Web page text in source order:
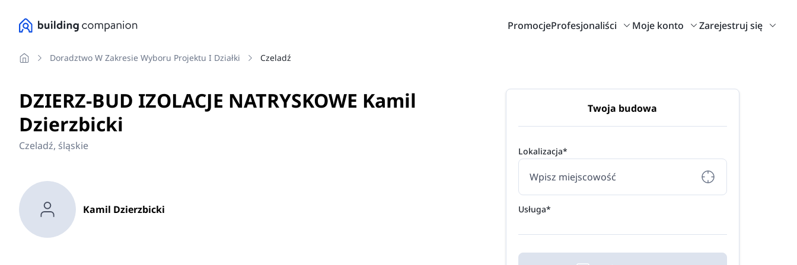
PromocjeProfesjonaliści Moje konto Zarejestruj się
Doradztwo W Zakresie Wyboru Projektu I Działki Czeladź
DZIERZ-BUD IZOLACJE NATRYSKOWE Kamil
Dzierzbicki
Czeladź, śląskie
Kamil Dzierzbicki
Twoja budowa
Lokalizacja*
Usługa*